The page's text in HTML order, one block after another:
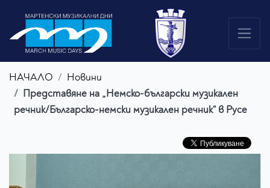
НАЧАЛО
Новини
Представяне на „Немско-български музикален
речник/Българско-немски музикален речник“ в Русе